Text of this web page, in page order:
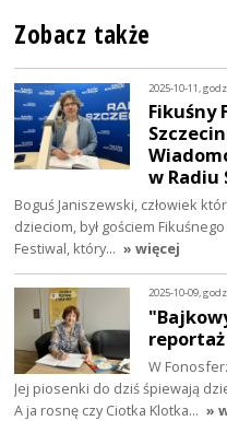
Zobacz także
2025-10-11,
Fikuśny
w Radiu
Boguś Janiszewski, człowiek
dzieciom, był gościem
Festiwal, który… » więcej
2025-10-09,
W
Jej piosenki do dziś śpiewają
A ja rosnę czy Ciotka Klotka… »